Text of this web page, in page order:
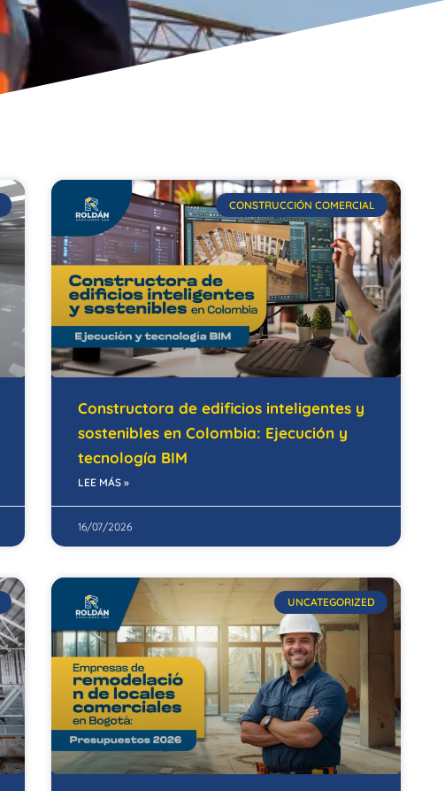
CONSTRUCCIÓN COMERCIAL
Constructora de edificios inteligentes y
sostenibles en Colombia: Ejecución y
tecnología BIM
LEE MÁS »
16/07/2026
UNCATEGORIZED